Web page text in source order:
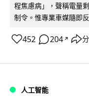
程焦慮病」，聲稱電量
制令。惟專業車媒隨即
452 204 ↗
人工智能